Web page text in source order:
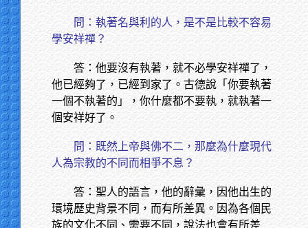
問：執著名與利的人，是不是比較不容易
學安祥禪？
答：他要沒有執著，就不必學安祥禪了，
他已經夠了，已經到家了。古德說「你要執著
一個不執著的」，你什麼都不要執，就執著一
個安祥好了。
問：既然上帝與佛不二，那麼為什麼現代
人為宗教的不同而相爭不息？
答：聖人的語言，他的辭彙，因他出生的
環境歷史背景不同，而有所差異。因為各個民
族的文化不同、需要不同，說法也會有所差